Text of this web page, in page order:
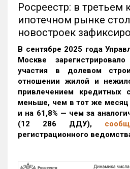
Росреестр: в третьем
ипотечном рынке
новостроек
В сентябре 2025 года
Москве
участия в долевом
отношении жилой и
привлечением кредитных
меньше, чем в тот же
и на 61,8% — чем за
(12 286 ДДУ),
регистрационного